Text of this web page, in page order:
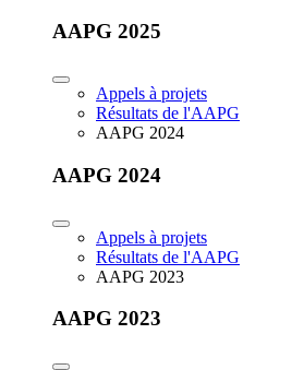
AAPG 2025
Appels à projets
Résultats de l'AAPG
AAPG 2024
AAPG 2024
Appels à projets
Résultats de l'AAPG
AAPG 2023
AAPG 2023